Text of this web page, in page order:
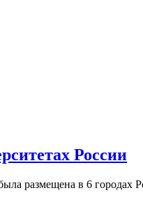
России
размещена в 6